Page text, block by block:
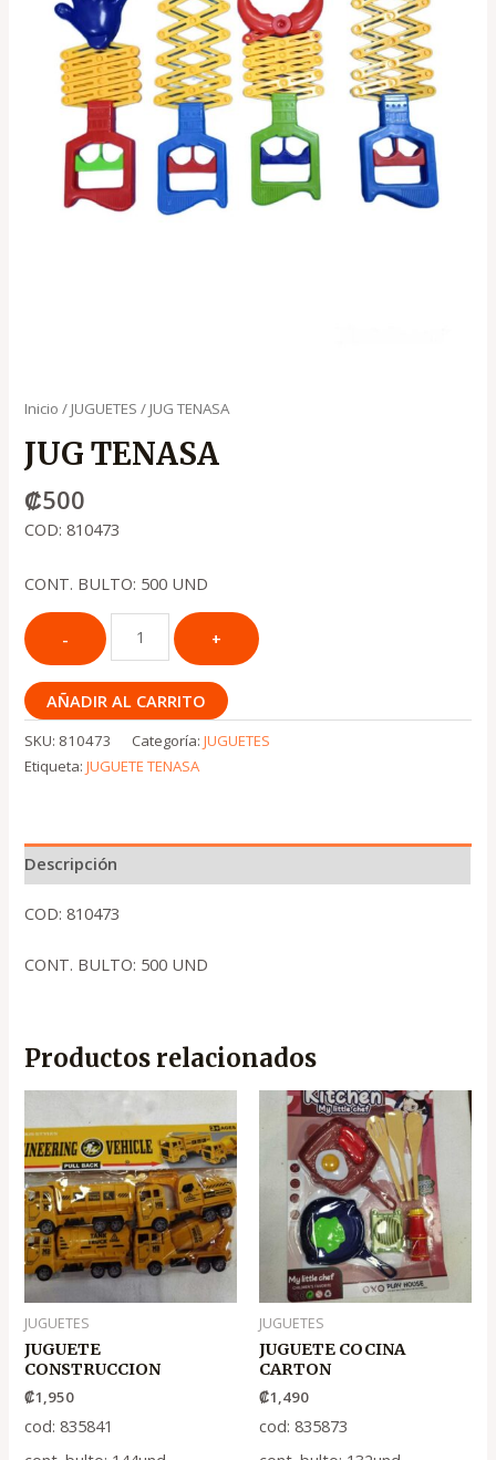
Inicio / JUGUETES / JUG TENASA
JUG TENASA
₡500
COD: 810473
CONT. BULTO: 500 UND
AÑADIR AL CARRITO
SKU: 810473 Categoría:JUGUETES
Etiqueta:JUGUETE TENASA
Descripción
COD: 810473
CONT. BULTO: 500 UND
Productos relacionados
JUGUETES
JUGUETE
CONSTRUCCION
₡1,950
cod: 835841
JUGUETES
JUGUETE COCINA
CARTON
₡1,490
cod: 835873